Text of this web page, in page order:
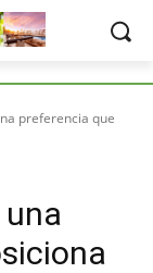
preferencia que